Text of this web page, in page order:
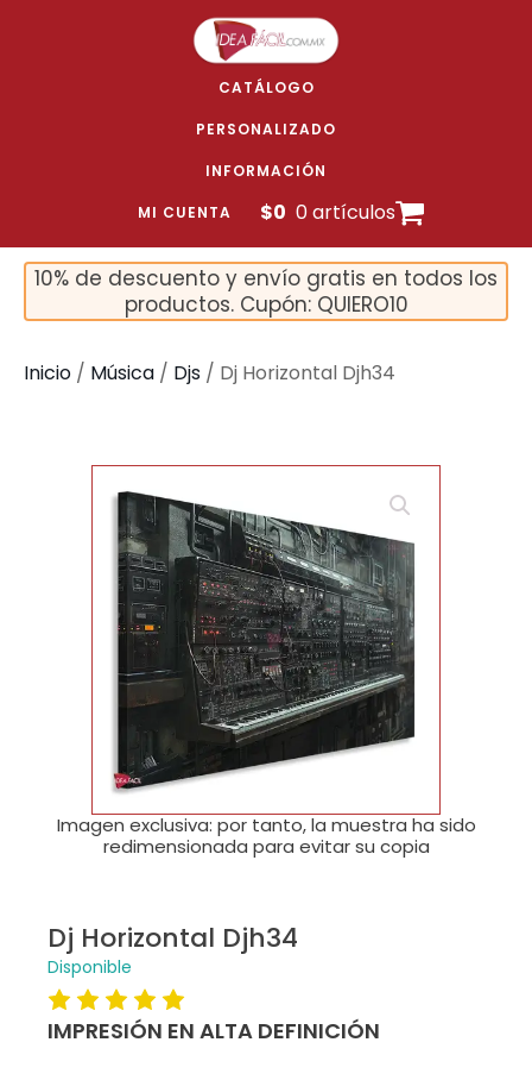
CATÁLOGO
PERSONALIZADO
INFORMACIÓN
MI CUENTA $0 0 artículos
10% de descuento y envío gratis en todos los
productos. Cupón: QUIERO10
Inicio / Música / Djs / Dj Horizontal Djh34
🔍
Imagen exclusiva: por tanto, la muestra ha sido
redimensionada para evitar su copia
Dj Horizontal Djh34
Disponible
IMPRESIÓN EN ALTA DEFINICIÓN